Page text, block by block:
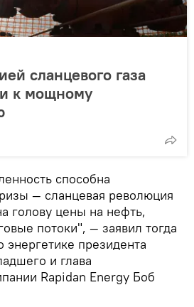
сланцевого газа
к мощному
способна
— сланцевая революция
голову цены на нефть,
потоки", — заявил тогда
президента
и глава
Rapidan Energy Боб